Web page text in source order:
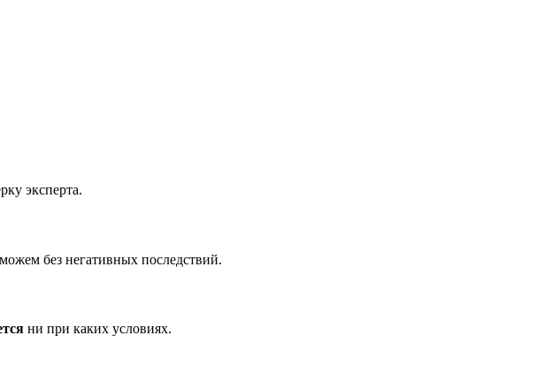
эксперта.
без негативных последствий.
ни при каких условиях.